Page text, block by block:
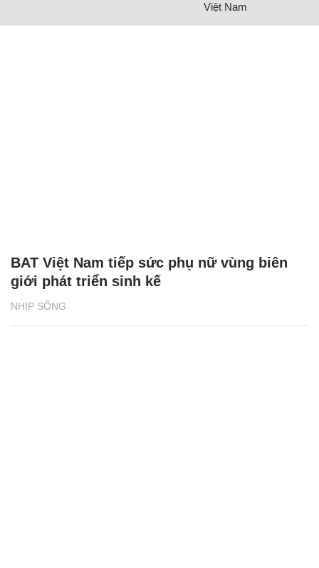
Việt Nam
NHỊP SỐNG
BAT Việt Nam tiếp sức phụ nữ vùng biên
giới phát triển sinh kế